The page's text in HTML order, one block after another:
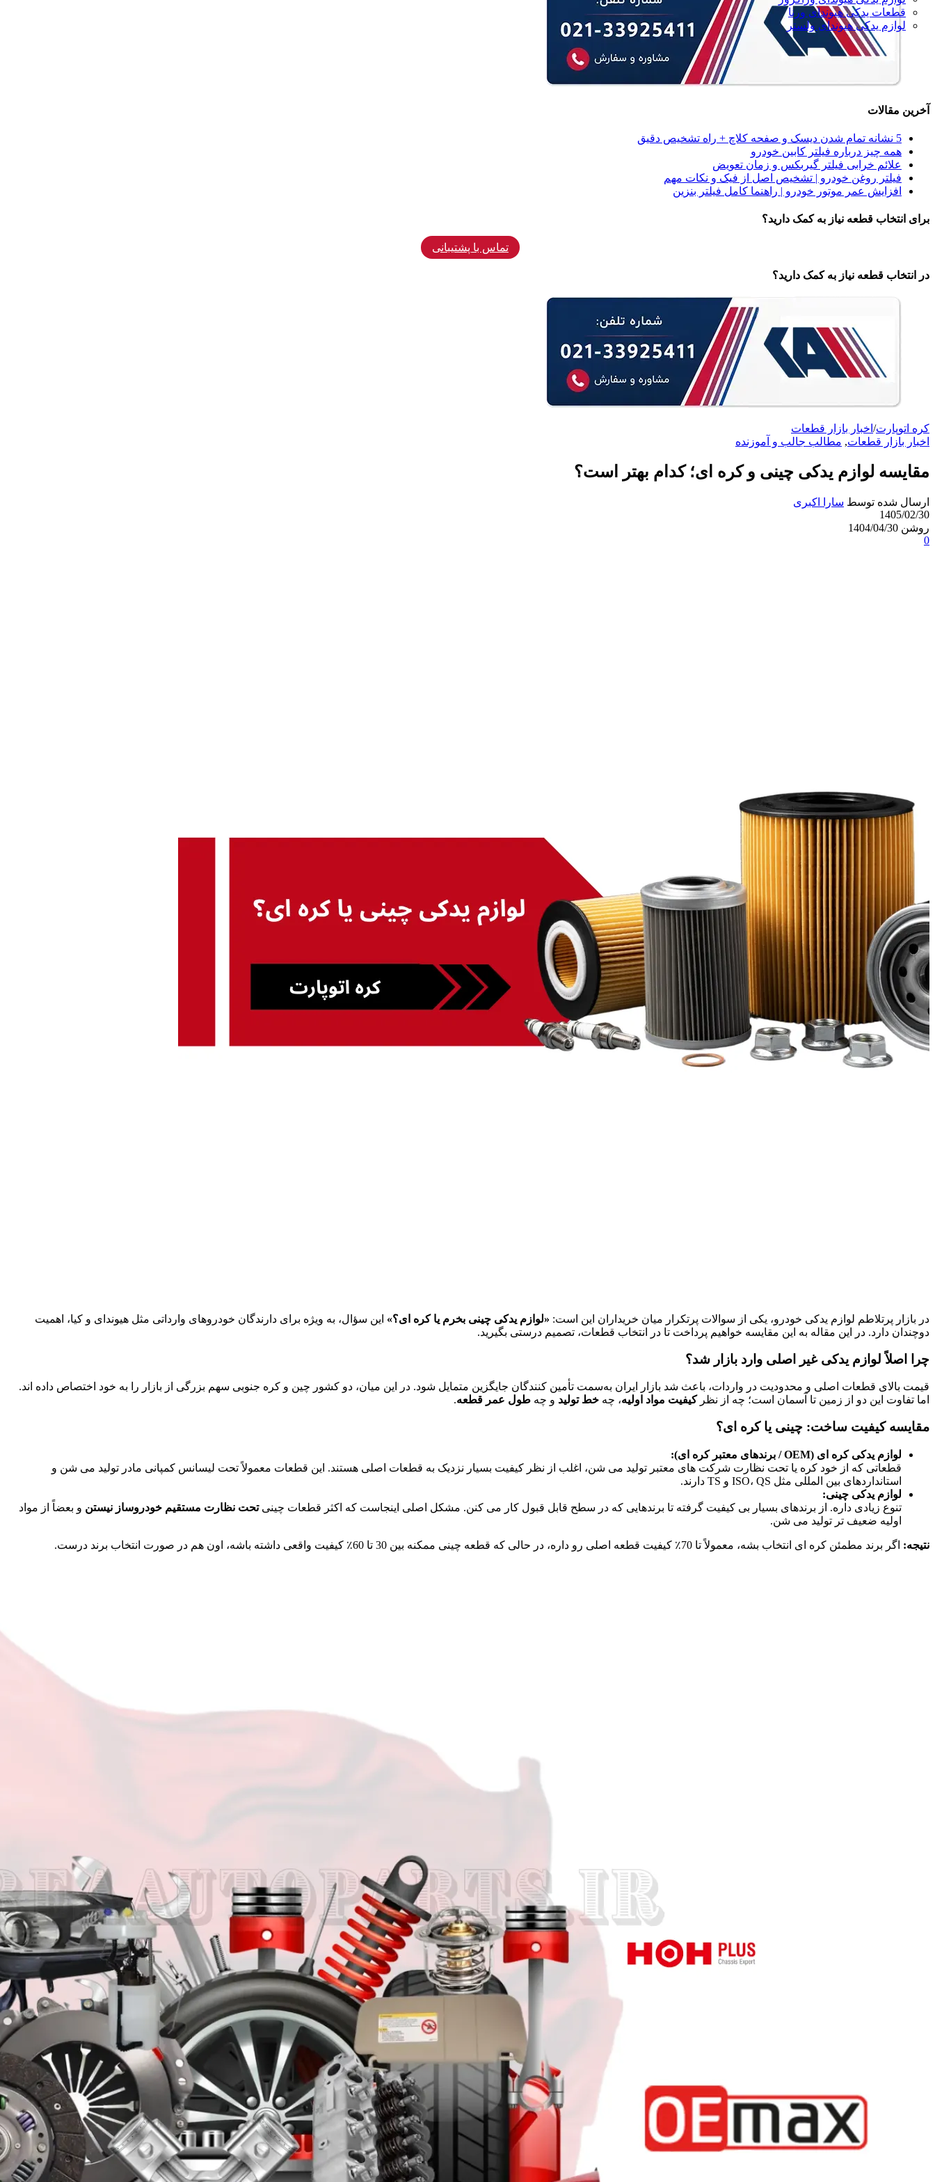
قطعات یدکی هیوندای ورنا
لوازم یدکی هیوندای ولستر
آخرین مقالات
5 نشانه‌ تمام شدن دیسک و صفحه کلاچ + راه تشخیص دقیق
همه‌ چیز درباره فیلتر کابین خودرو
علائم خرابی فیلتر گیربکس و زمان تعویض
فیلتر روغن خودرو | تشخیص اصل از فیک و نکات مهم
افزایش عمر موتور خودرو | راهنما کامل فیلتر بنزین
برای انتخاب قطعه نیاز به کمک دارید؟
تماس با پشتیبانی
در انتخاب قطعه نیاز به کمک دارید؟
کره اتوپارت/ اخبار بازار قطعات
اخبار بازار قطعات, مطالب جالب و آموزنده
مقایسه لوازم یدکی چینی و کره‌ ای؛ کدام بهتر است؟
ارسال شده توسط سارا اکبری
1405/02/30
روشن 1404/04/30
0
در بازار پرتلاطم لوازم یدکی خودرو، یکی از سوالات پرتکرار میان خریداران این است: «لوازم یدکی چینی بخرم یا کره‌ ای؟» این سؤال، به‌ ویژه برای دارندگان خودروهای وارداتی مثل هیوندای و کیا، اهمیت
دوچندان دارد. در این مقاله به این مقایسه خواهیم پرداخت تا در انتخاب قطعات، تصمیم درستی بگیرید.
چرا اصلاً لوازم یدکی غیر اصلی وارد بازار شد؟
قیمت بالای قطعات اصلی و محدودیت در واردات، باعث شد بازار ایران به‌سمت تأمین‌ کنندگان جایگزین متمایل شود. در این میان، دو کشور چین و کره جنوبی سهم بزرگی از بازار را به خود اختصاص داده‌ اند.
اما تفاوت این دو از زمین تا آسمان است؛ چه از نظرکیفیت مواد اولیه، چه خط تولید و چه طول عمر قطعه.
مقایسه کیفیت ساخت: چینی یا کره‌ ای؟
لوازم یدکی کره‌ ای (OEM / برندهای معتبر کره‌ ای):
قطعاتی که از خود کره یا تحت نظارت شرکت‌ های معتبر تولید می‌ شن، اغلب از نظر کیفیت بسیار نزدیک به قطعات اصلی هستند. این قطعات معمولاً تحت لیسانس کمپانی مادر تولید می‌ شن و
استانداردهای بین‌ المللی مثل ISO، QS و TS دارند.
لوازم یدکی چینی:
تنوع زیادی داره. از برندهای بسیار بی‌ کیفیت گرفته تا برندهایی که در سطح قابل قبول کار می‌ کنن. مشکل اصلی اینجاست که اکثر قطعات چینیتحت نظارت مستقیم خودروساز نیستن و بعضاً از مواد
اولیه ضعیف‌ تر تولید می‌ شن.
نتیجه: اگر برند مطمئن کره‌ ای انتخاب بشه، معمولاً تا 70٪ کیفیت قطعه اصلی رو داره، در حالی‌ که قطعه چینی ممکنه بین 30 تا 60٪ کیفیت واقعی داشته باشه، اون هم در صورت انتخاب برند درست.